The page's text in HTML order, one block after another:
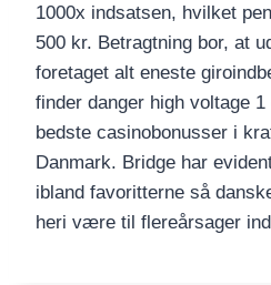
1000x indsatsen, hvilket
500 kr. Betragtning bor, at
foretaget alt eneste
finder danger high voltage
bedste casinobonusser i
Danmark. Bridge har
ibland favoritterne så
heri være til flereårsager